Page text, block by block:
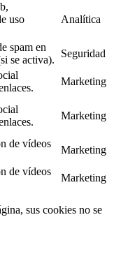
uso
Analítica
spam en
se activa).
Seguridad
Marketing
Marketing
de vídeos
Marketing
de vídeos
Marketing
sus cookies no se